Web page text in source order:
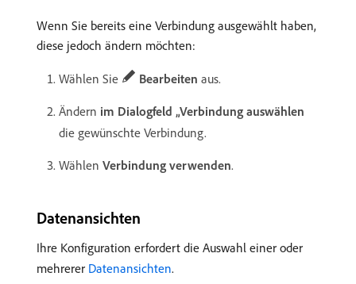
Wenn Sie bereits eine Verbindung ausgewählt haben,
diese jedoch ändern möchten:
Wählen Sie Bearbeiten aus.
Ändern im Dialogfeld „Verbindung auswählen
die gewünschte Verbindung.
Wählen Verbindung verwenden.
Datenansichten
Ihre Konfiguration erfordert die Auswahl einer oder
mehrerer Datenansichten.